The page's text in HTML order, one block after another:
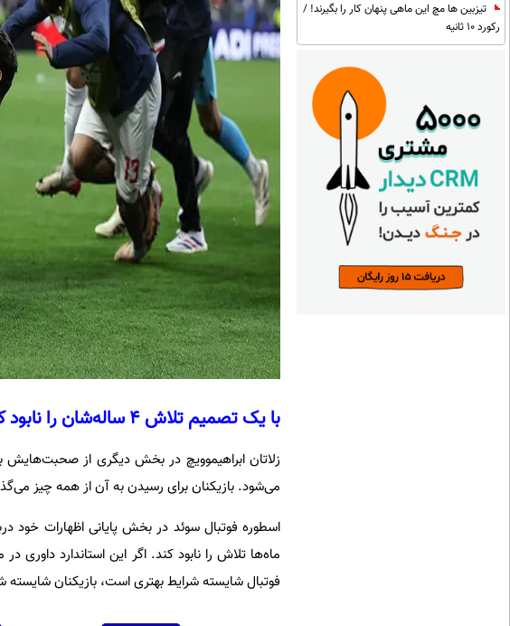
تیزبین ها مچ این ماهی پنهان کار را بگیرند! /
رکورد 10 ثانیه
با یک تصمیم تلاش 4 ساله‌شان را نابود کردید
زلاتان ابراهیموویچ در بخش دیگری از صحبت‌هایش
می‌شود. بازیکنان برای رسیدن به آن از همه چیز
اسطوره فوتبال سوئد در بخش پایانی اظهارات خود
ماه‌ها تلاش را نابود کند. اگر این استاندارد
فوتبال شایسته شرایط بهتری است، بازیکنان شایسته